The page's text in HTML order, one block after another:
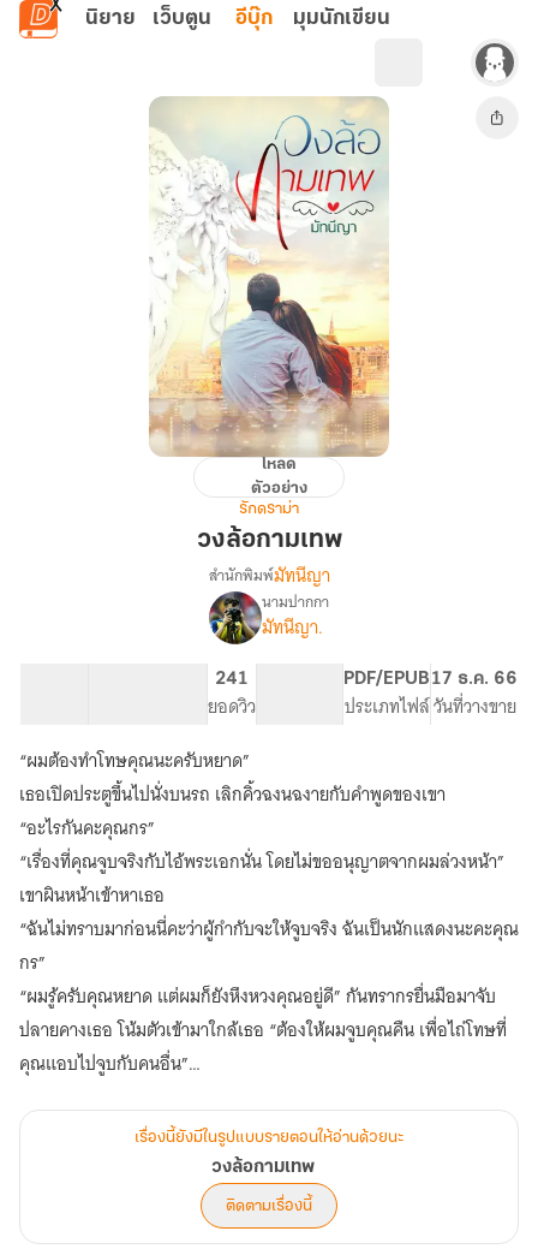
ข้ามไปยังเนื้อหาหลัก
นิยาย เว็บตูน อีบุ๊ก มุมนักเขียน
กามเทพ
โหลด
ตัวอย่าง
รักดราม่า
วงล้อกามเทพ
เรื่อง
วง
สำนักพิมพ์มัทนีญา
นามปากกา
มัทนีญา.
241
ยอดวิว
PDF/EPUB
ประเภทไฟล์
17 ธ.ค. 66
วันที่วางขาย
“ผมต้องทำโทษคุณนะครับหยาด”
เธอเปิดประตูขึ้นไปนั่งบนรถ เลิกคิ้วฉงนฉงายกับคำพูดของเขา
“อะไรกันคะคุณกร”
“เรื่องที่คุณจูบจริงกับไอ้พระเอกนั่น โดยไม่ขออนุญาตจากผมล่วงหน้า”
เขาผินหน้าเข้าหาเธอ
“ฉันไม่ทราบมาก่อนนี่คะว่าผู้กำกับจะให้จูบจริง ฉันเป็นนักแสดงนะคะคุณ
กร”
“ผมรู้ครับคุณหยาด แต่ผมก็ยังหึงหวงคุณอยู่ดี” กันทรากรยื่นมือมาจับ
ปลายคางเธอ โน้มตัวเข้ามาใกล้เธอ “ต้องให้ผมจูบคุณคืน เพื่อไถ่โทษที่
คุณแอบไปจูบกับคนอื่น”
หยาดอรุณยักคิ้วข้างเดียวใส่เขาอย่างยั่วยวน เธอไม่คอยให้กันทรากรโน้ม
ใบหน้าใกล้เข้ามา แต่กลับเป็นฝ่ายรั้งต้นคอเขาและยื่นปากเข้าไปประกบ
ริมฝีปากได้รูป กระหวัดปลายลิ้นปัดไล้ไปรอบปากของเขา แหย่ลึกและ
แทรกซึมเข้าไปในช่องปาก
เรื่องนี้ยังมีในรูปแบบรายตอนให้อ่านด้วยนะ
วงล้อกามเทพ
ติดตามเรื่องนี้